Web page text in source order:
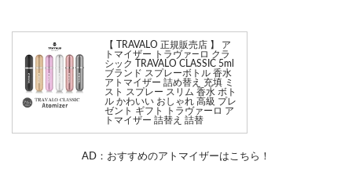
【 TRAVALO 正規販売店 】 ア
トマイザー トラヴァ—ロ クラ
シック TRAVALO CLASSIC 5ml
ブランド スプレーボトル 香水
アトマイザー 詰め替え 充填 ミ
スト スプレー スリム 香水 ボト
ル かわいい おしゃれ 高級 プレ
ゼント ギフト トラヴァーロ ア
トマイザー 詰替え 詰替
AD：おすすめのアトマイザーはこちら！